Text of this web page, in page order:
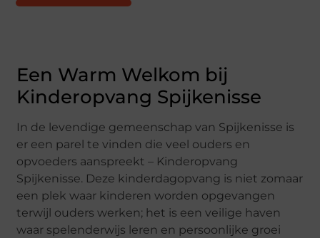
Een Warm Welkom bij
Kinderopvang Spijkenisse
In de levendige gemeenschap van Spijkenisse is
er een parel te vinden die veel ouders en
opvoeders aanspreekt – Kinderopvang
Spijkenisse. Deze kinderdagopvang is niet zomaar
een plek waar kinderen worden opgevangen
terwijl ouders werken; het is een veilige haven
waar spelenderwijs leren en persoonlijke groei